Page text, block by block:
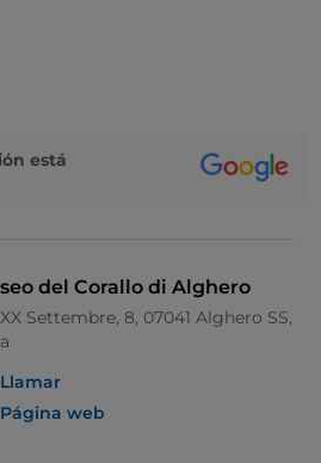
está
del Corallo di Alghero
Settembre, 8, 07041 Alghero SS,
Llamar
Página web